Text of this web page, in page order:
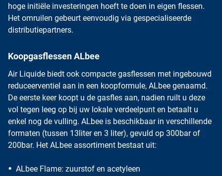
hoge initiële investeringen hoeft te doen in eigen flessen.
Het omruilen gebeurt eenvoudig via gespecialiseerde
distributiepartners.
Koopgasflessen ALbee
Air Liquide biedt ook compacte gasflessen met ingebouwd
reduceerventiel aan in een koopformule, ALbee genaamd.
De eerste keer koopt u de gasfles aan, nadien ruilt u deze
vol tegen leeg op bij uw lokale verdeelpunt en betaalt u
enkel nog de vulling. ALbee is beschikbaar in verschillende
formaten (tussen 13liter en 3 liter), gevuld op 300bar of
200bar. Het ALbee assortiment bestaat uit:
ALbee Flame: zuurstof en acetyleen